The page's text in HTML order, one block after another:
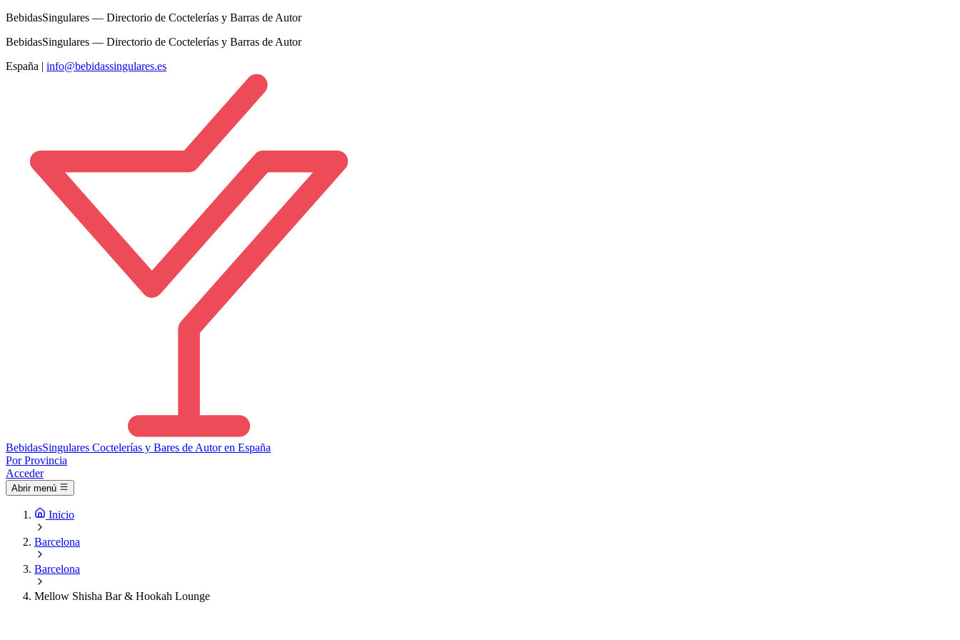
BebidasSingulares — Directorio de Coctelerías y Barras de Autor
BebidasSingulares — Directorio de Coctelerías y Barras de Autor
España | info@bebidassingulares.es
BebidasSingulares Coctelerías y Bares de Autor en España
Por Provincia
Acceder
Abrir menú
Inicio
Barcelona
Barcelona
Mellow Shisha Bar & Hookah Lounge